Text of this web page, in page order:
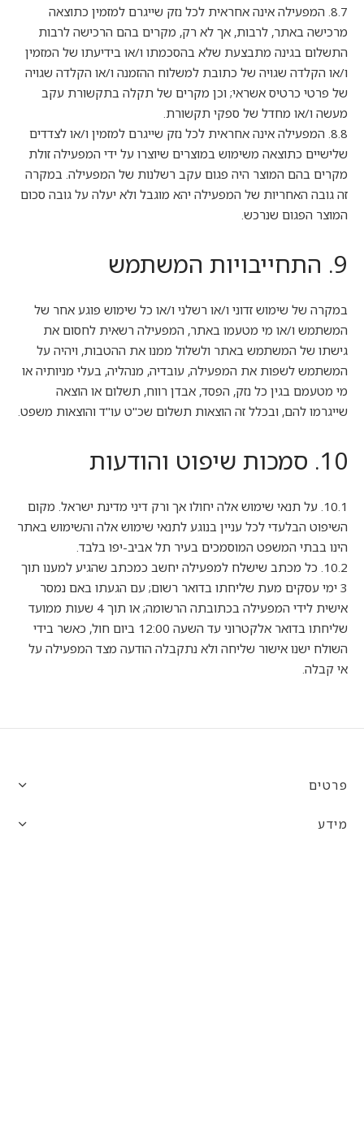
8.7. המפעילה אינה אחראית לכל נזק שייגרם למזמין כתוצאה
מרכישה באתר, לרבות, אך לא רק, מקרים בהם הרכישה לרבות
התשלום בגינה מתבצעת שלא בהסכמתו ו/או בידיעתו של המזמין
ו/או הקלדה שגויה של כתובת למשלוח ההזמנה ו/או הקלדה שגויה
של פרטי כרטיס אשראי; וכן מקרים של תקלה בתקשורת עקב
מעשה ו/או מחדל של ספקי תקשורת.
8.8. המפעילה אינה אחראית לכל נזק שייגרם למזמין ו/או לצדדים
שלישיים כתוצאה משימוש במוצרים שיוצרו על ידי המפעילה זולת
מקרים בהם המוצר היה פגום עקב רשלנות של המפעילה. במקרה
זה גובה האחריות של המפעילה יהא מוגבל ולא יעלה על גובה סכום
המוצר הפגום שנרכש.
9. התחייבויות המשתמש
במקרה של שימוש זדוני ו/או רשלני ו/או כל שימוש פוגע אחר של
המשתמש ו/או מי מטעמו באתר, המפעילה רשאית לחסום את
גישתו של המשתמש באתר ולשלול ממנו את ההטבות, ויהיה על
המשתמש לשפות את המפעילה, עובדיה, מנהליה, בעלי מניותיה או
מי מטעמם בגין כל נזק, הפסד, אבדן רווח, תשלום או הוצאה
שייגרמו להם, ובכלל זה הוצאות תשלום שכ"ט עו"ד והוצאות משפט.
10. סמכות שיפוט והודעות
10.1. על תנאי שימוש אלה יחולו אך ורק דיני מדינת ישראל. מקום
השיפוט הבלעדי לכל עניין בנוגע לתנאי שימוש אלה והשימוש באתר
הינו בבתי המשפט המוסמכים בעיר תל אביב-יפו בלבד.
10.2. כל מכתב שישלח למפעילה יחשב כמכתב שהגיע למענו תוך
3 ימי עסקים מעת שליחתו בדואר רשום; עם הגעתו באם נמסר
אישית לידי המפעילה בכתובתה הרשומה; או תוך 4 שעות ממועד
שליחתו בדואר אלקטרוני עד השעה 12:00 ביום חול, כאשר בידי
השולח ישנו אישור שליחה ולא נתקבלה הודעה מצד המפעילה על
אי קבלה.
פרטים
מידע